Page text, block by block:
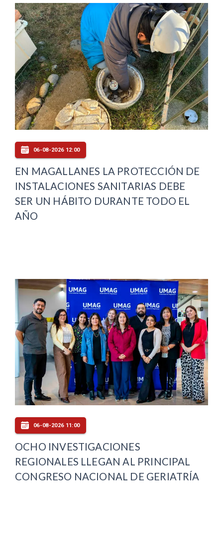
06-08-2026 12:00
EN MAGALLANES LA PROTECCIÓN DE
INSTALACIONES SANITARIAS DEBE
SER UN HÁBITO DURANTE TODO EL
AÑO
06-08-2026 11:00
OCHO INVESTIGACIONES
REGIONALES LLEGAN AL PRINCIPAL
CONGRESO NACIONAL DE GERIATRÍA